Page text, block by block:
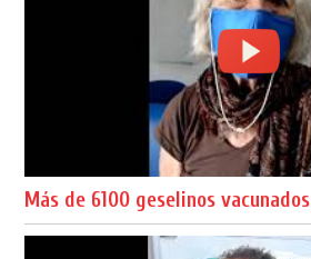
Más de 6100 geselinos vacunados